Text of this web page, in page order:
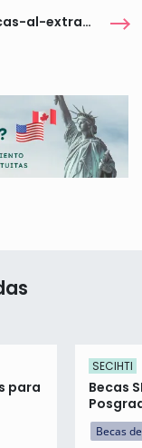
https://secihti.mx/convocatoria/becas-al-extranjero/posgrado-en-ciencias-y-humanidades/convocatoria-2026-becas-de-posgrado-en-ciencia-y-humanidades-en-el-extranjero
para
SECIHTI
Becas
Becas